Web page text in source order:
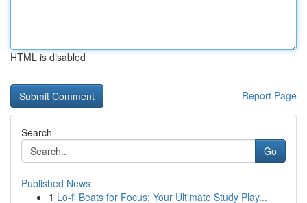
HTML is disabled
Report Page
Search
Go
Published News
1 Lo-fi Beats for Focus: Your Ultimate Study Play...